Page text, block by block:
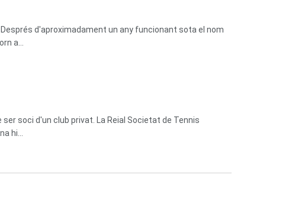
d'aproximadament un any funcionant sota el nom
a...
soci d'un club privat. La Reial Societat de Tennis
hi...